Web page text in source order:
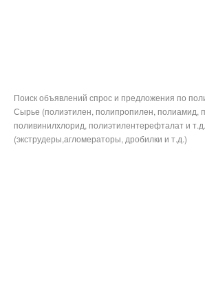
Поиск объявлений спрос и предложения по
Сырье (полиэтилен, полипропилен, полиамид,
поливинилхлорид, полиэтилентерефталат и
(экструдеры,агломераторы, дробилки и т.д.)